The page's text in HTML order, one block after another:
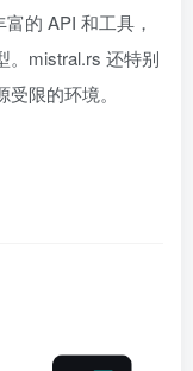
的 API 和工具，
。mistral.rs 还特别
限的环境。